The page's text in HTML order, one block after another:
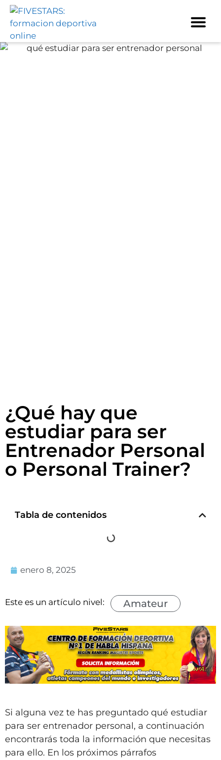
¿Qué hay que
estudiar para ser
Entrenador Personal
o Personal Trainer?
Tabla de contenidos
enero 8, 2025
Este es un artículo nivel: Amateur
Si alguna vez te has preguntado qué estudiar
para ser entrenador personal, a continuación
encontrarás toda la información que necesitas
para ello. En los próximos párrafos